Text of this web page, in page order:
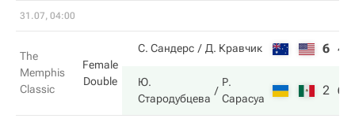
31.07, 04:00
The
Memphis
Classic
Female
Double
С. Сандерс Д. Кравчик 6 4
Ю.
Стародубцева
Р.
Сарасуа
2 6